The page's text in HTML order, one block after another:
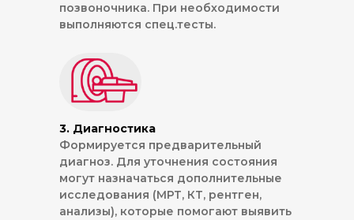
позвоночника. При необходимости
выполняются спец.тесты.
3. Диагностика
Формируется предварительный
диагноз. Для уточнения состояния
могут назначаться дополнительные
исследования (МРТ, КТ, рентген,
анализы), которые помогают выявить